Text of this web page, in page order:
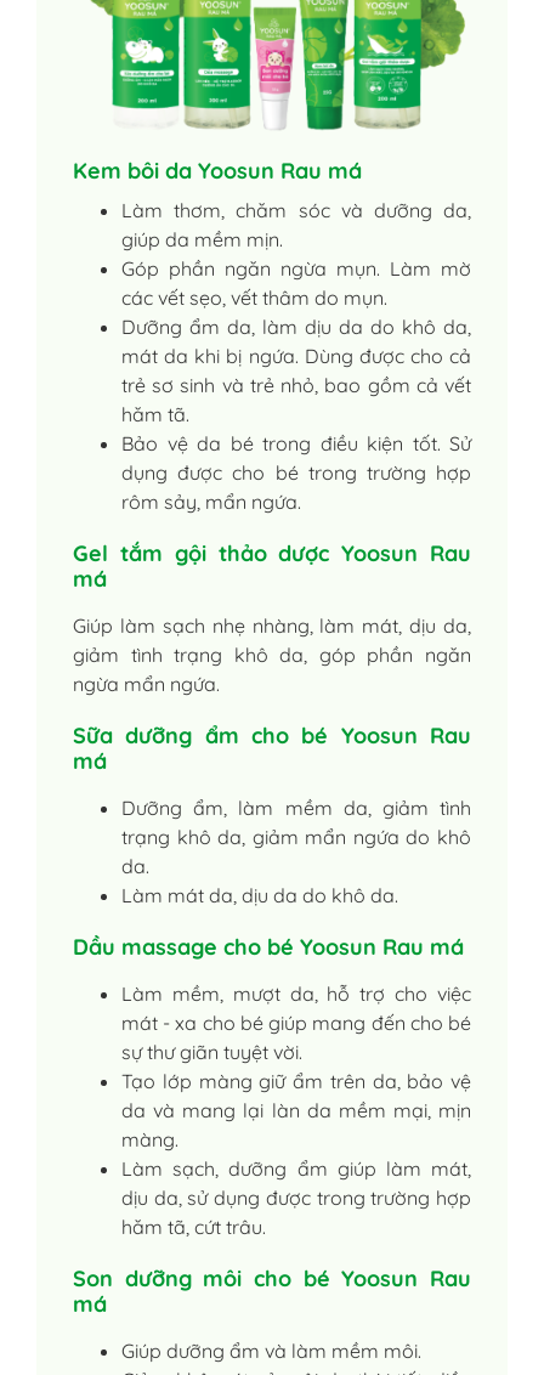
Kem bôi da Yoosun Rau má
Làm thơm, chăm sóc và dưỡng da,
giúp da mềm mịn.
Góp phần ngăn ngừa mụn. Làm mờ
các vết sẹo, vết thâm do mụn.
Dưỡng ẩm da, làm dịu da do khô da,
mát da khi bị ngứa. Dùng được cho cả
trẻ sơ sinh và trẻ nhỏ, bao gồm cả vết
hăm tã.
Bảo vệ da bé trong điều kiện tốt. Sử
dụng được cho bé trong trường hợp
rôm sảy, mẩn ngứa.
Gel tắm gội thảo dược Yoosun Rau
má
Giúp làm sạch nhẹ nhàng, làm mát, dịu da,
giảm tình trạng khô da, góp phần ngăn
ngừa mẩn ngứa.
Sữa dưỡng ẩm cho bé Yoosun Rau
má
Dưỡng ẩm, làm mềm da, giảm tình
trạng khô da, giảm mẩn ngứa do khô
da.
Làm mát da, dịu da do khô da.
Dầu massage cho bé Yoosun Rau má
Làm mềm, mượt da, hỗ trợ cho việc
mát - xa cho bé giúp mang đến cho bé
sự thư giãn tuyệt vời.
Tạo lớp màng giữ ẩm trên da, bảo vệ
da và mang lại làn da mềm mại, mịn
màng.
Làm sạch, dưỡng ẩm giúp làm mát,
dịu da, sử dụng được trong trường hợp
hăm tã, cứt trâu.
Son dưỡng môi cho bé Yoosun Rau
má
Giúp dưỡng ẩm và làm mềm môi.